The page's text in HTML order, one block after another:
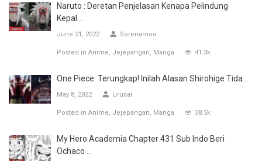
Naruto : Deretan Penjelasan Kenapa Pelindung
Kepal...
June 21, 2022 Sorenamoo
Posted in Anime Jejepangan Manga 41.3k
One Piece: Terungkap! Inilah Alasan Shirohige Tida...
May 8, 2022 Urusai
Posted in Anime Jejepangan Manga 38.5k
My Hero Academia Chapter 431 Sub Indo Beri
Ochaco ...